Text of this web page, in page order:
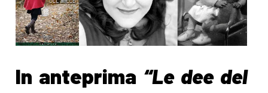
In anteprima “Le dee del